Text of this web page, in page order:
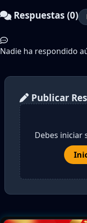
Respuestas (0)
Nadie ha respondido
Publicar
Debes iniciar